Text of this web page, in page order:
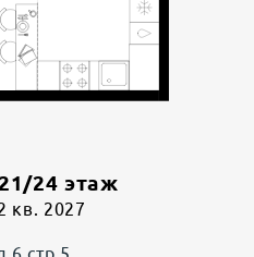
/24 этаж
кв. 2027